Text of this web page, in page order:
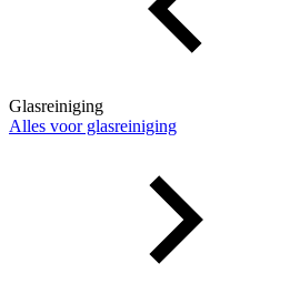
Glasreiniging
Alles voor glasreiniging